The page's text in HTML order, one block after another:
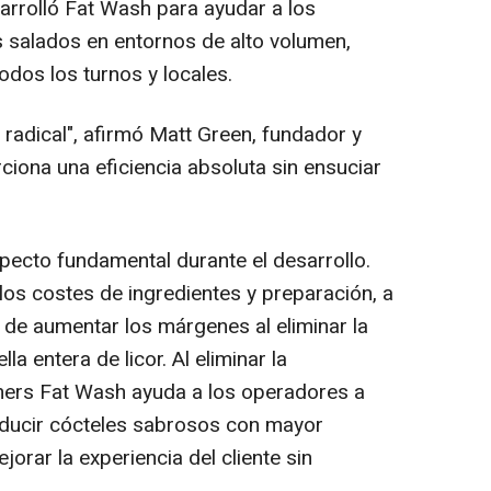
Fat Wash para ayudar a los
en entornos de alto volumen,
los turnos y locales.
afirmó Matt Green, fundador y
una eficiencia absoluta sin ensuciar
fundamental durante el desarrollo.
costes de ingredientes y preparación, a
aumentar los márgenes al eliminar la
entera de licor. Al eliminar la
Fat Wash ayuda a los operadores a
cócteles sabrosos con mayor
la experiencia del cliente sin